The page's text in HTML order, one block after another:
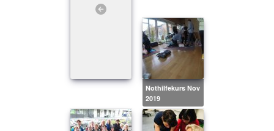
Nothilfekurs Nov
2019